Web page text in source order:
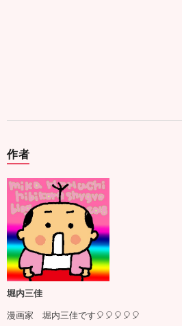
作者
堀内三佳
漫画家 堀内三佳です🎈🎈🎈🎈🎈